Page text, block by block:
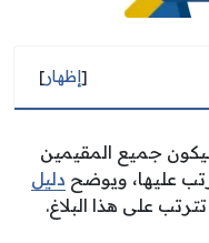
[إظهار]
جميع المقيمين
عليها، ويوضح دليل
على هذا البلاغ.